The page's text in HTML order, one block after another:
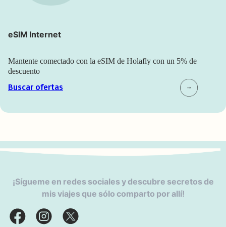
eSIM Internet
Mantente comectado con la eSIM de Holafly con un 5% de
descuento
Buscar ofertas
¡Sígueme en redes sociales y descubre secretos de
mis viajes que sólo comparto por allí!